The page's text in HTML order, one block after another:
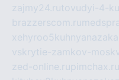
zajmy24.rutovudyi-4-
brazzerscom.ru
vskrytie-zamkov-
zed-online.rupimchax.ru